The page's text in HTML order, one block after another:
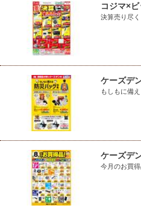
コジマ×
決算売り尽く
ケーズデ
もしもに備
ケーズデ
今月のお買得